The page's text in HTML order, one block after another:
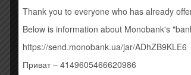
2 Shadows Of The Valley 7:32
3 Tears Of A Clown 4:59
5 Empire Of The Clouds 18:05
Стиль: Heavy Metal
Thank you to everyone who has already
Below is information about Monobank's
https://send.monobank.ua/jar/ADhZB9KLE6
Приват – 4149605466620986